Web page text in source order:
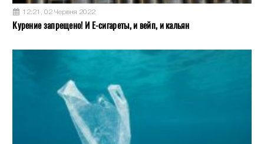
12:21, 02 Червня 2022
Курение запрещено! И Е-сигареты, и вейп, и кальян